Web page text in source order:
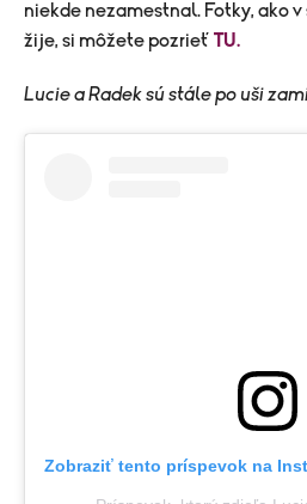
niekde nezamestnal. Fotky, ako
žije, si môžete pozrieť TU.
Lucie a Radek sú stále po uši
Zobraziť tento príspevok na